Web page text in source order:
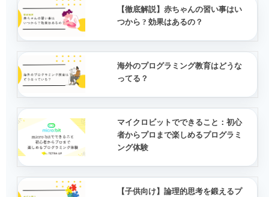
【徹底解説】赤ちゃんの習い事はい
つから ? 効果はあるの？
海外のプログラミング教育はどうな
ってる？
マイクロビットでできること：初心
者からプロまで楽しめるプログラミ
ング体験
【子供向け】論理的思考を鍛えるプ